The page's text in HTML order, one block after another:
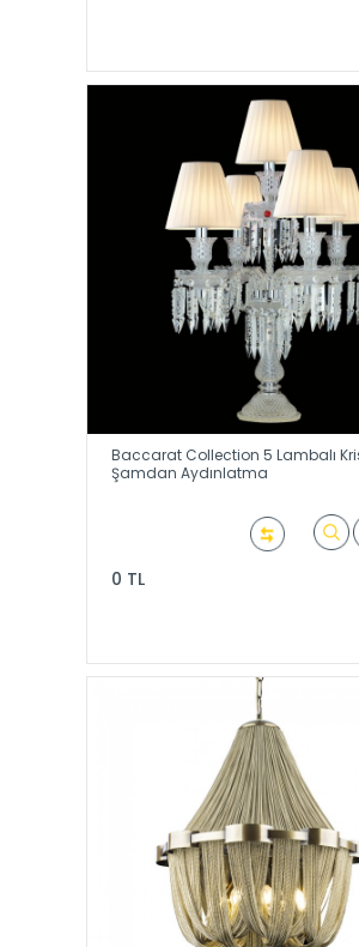
Baccarat Collection 5 Lambalı
Şamdan Aydınlatma
0 TL